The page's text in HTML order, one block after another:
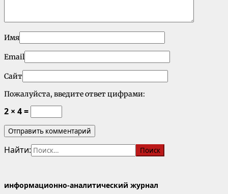
Имя
Email
Сайт
Пожалуйста, введите ответ цифрами:
2 × 4 =
Найти:
информационно-аналитический журнал